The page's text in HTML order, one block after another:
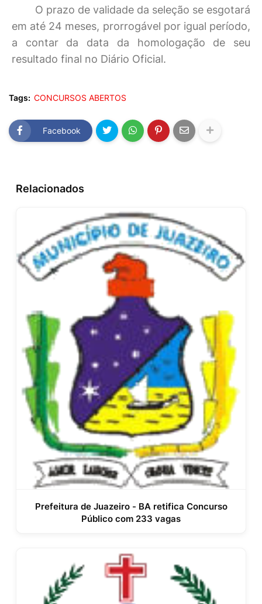
O prazo de validade da seleção se esgotará
em até 24 meses, prorrogável por igual período,
a contar da data da homologação de seu
resultado final no Diário Oficial.
Tags: CONCURSOS ABERTOS
Facebook
Relacionados
Prefeitura de Juazeiro - BA retifica Concurso
Público com 233 vagas